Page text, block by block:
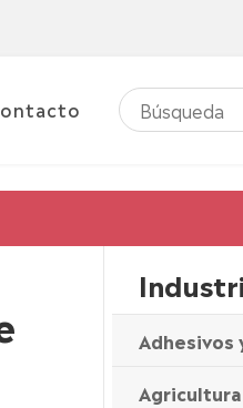
Adhesivos
Agricultura